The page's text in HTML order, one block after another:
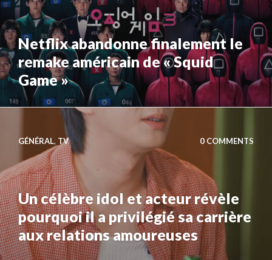
Netflix abandonne finalement le
remake américain de « Squid
Game »
GÉNÉRAL, TV 0 COMMENTS
Un célèbre idol et acteur révèle
pourquoi il a privilégié sa carrière
aux relations amoureuses